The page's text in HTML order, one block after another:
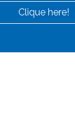
Clique here!